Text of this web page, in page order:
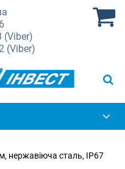
(Viber)
(Viber)
нержавіюча сталь, IP67